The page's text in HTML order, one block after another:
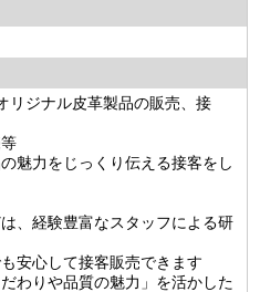
リジナル皮革製品の販売、接
魅力をじっくり伝える接客をし
、経験豊富なスタッフによる研
安心して接客販売できます
わりや品質の魅力」を活かした